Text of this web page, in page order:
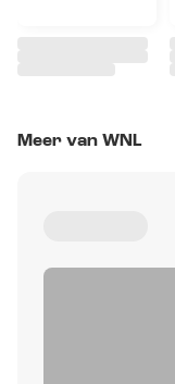
Meer van WNL